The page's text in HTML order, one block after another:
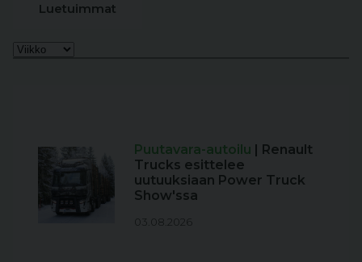
Luetuimmat
Puutavara-autoilu
| Renault
Trucks esittelee
uutuuksiaan Power Truck
Show'ssa
03.08.2026